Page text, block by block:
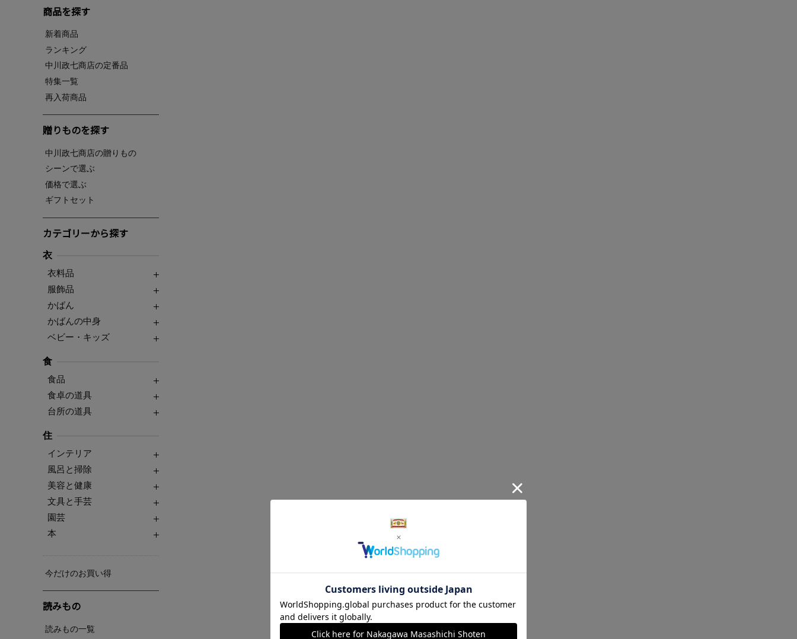
商品を探す
新着商品
ランキング
中川政七商店の定番品
特集一覧
再入荷商品
贈りものを探す
中川政七商店の贈りもの
シーンで選ぶ
価格で選ぶ
ギフトセット
カテゴリーから探す
衣
衣料品
服飾品
かばん
かばんの中身
ベビー・キッズ
食
食品
食卓の道具
台所の道具
住
インテリア
風呂と掃除
美容と健康
文具と手芸
園芸
本
今だけのお買い得
読みもの
読みもの一覧